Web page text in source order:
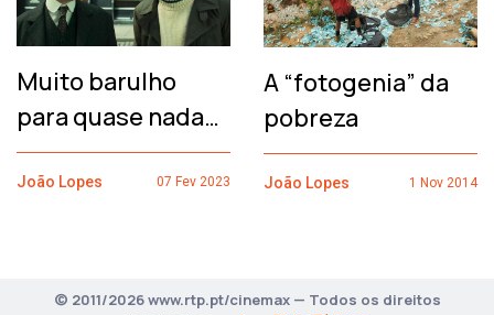
Muito barulho
para quase nada…
João Lopes 07 Fev 2023
A “fotogenia” da
pobreza
João Lopes 1 Nov 2014
© 2011/2026 www.rtp.pt/cinemax — Todos os direitos